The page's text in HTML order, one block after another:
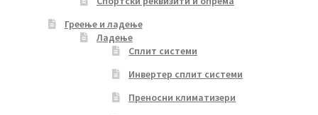
Греење и ладење
Ладење
Сплит системи
Инвертер сплит системи
Преносни климатизери